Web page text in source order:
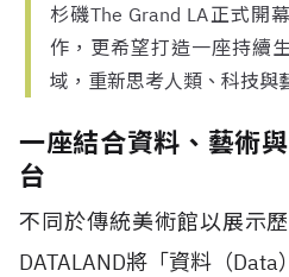
杉磯The Grand LA正式開
作，更希望打造一座持續
域，重新思考人類、科技與
一座結合資料、藝術
台
不同於傳統美術館以展示
DATALAND將「資料（Data